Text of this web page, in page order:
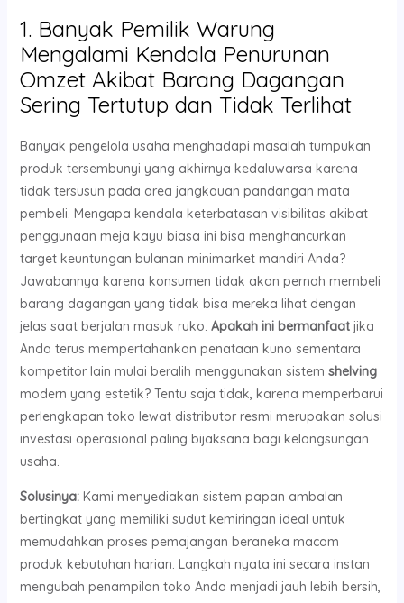
1. Banyak Pemilik Warung
Mengalami Kendala Penurunan
Omzet Akibat Barang Dagangan
Sering Tertutup dan Tidak Terlihat
Banyak pengelola usaha menghadapi masalah tumpukan
produk tersembunyi yang akhirnya kedaluwarsa karena
tidak tersusun pada area jangkauan pandangan mata
pembeli. Mengapa kendala keterbatasan visibilitas akibat
penggunaan meja kayu biasa ini bisa menghancurkan
target keuntungan bulanan minimarket mandiri Anda?
Jawabannya karena konsumen tidak akan pernah membeli
barang dagangan yang tidak bisa mereka lihat dengan
jelas saat berjalan masuk ruko. Apakah ini bermanfaatjika
Anda terus mempertahankan penataan kuno sementara
kompetitor lain mulai beralih menggunakan sistem shelving
modern yang estetik? Tentu saja tidak, karena memperbarui
perlengkapan toko lewat distributor resmi merupakan solusi
investasi operasional paling bijaksana bagi kelangsungan
usaha.
Solusinya:Kami menyediakan sistem papan ambalan
bertingkat yang memiliki sudut kemiringan ideal untuk
memudahkan proses pemajangan beraneka macam
produk kebutuhan harian. Langkah nyata ini secara instan
mengubah penampilan toko Anda menjadi jauh lebih bersih,